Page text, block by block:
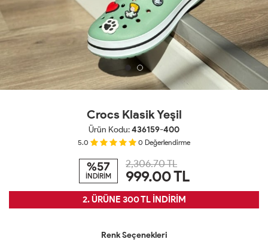
Crocs Klasik Yeşil
Ürün Kodu:436159-400
5.0 0 Değerlendirme
%57
İNDİRİM
2,306.70 TL
999.00TL
2. ÜRÜNE 300 TL İNDİRİM
Renk Seçenekleri